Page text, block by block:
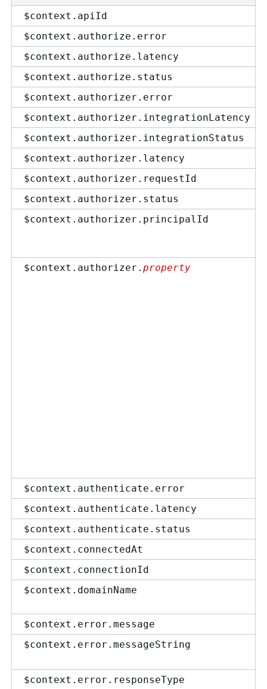
$context.apiId
$context.authorize.error
$context.authorize.latency
$context.authorize.status
$context.authorizer.error
$context.authorizer.integrationLatency
$context.authorizer.integrationStatus
$context.authorizer.latency
$context.authorizer.requestId
$context.authorizer.status
$context.authorizer.principalId
$context.authorizer. property
$context.authenticate.error
$context.authenticate.latency
$context.authenticate.status
$context.connectedAt
$context.connectionId
$context.domainName
$context.error.message
$context.error.messageString
$context.error.responseType